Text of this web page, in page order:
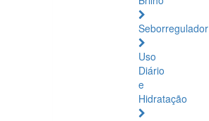
Seborregulador
Uso
Diário
e
Hidratação